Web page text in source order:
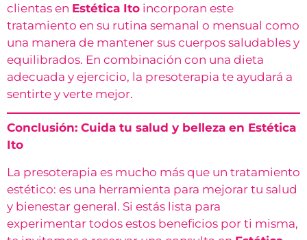
clientas en Estética Ito incorporan este
tratamiento en su rutina semanal o mensual como
una manera de mantener sus cuerpos saludables y
equilibrados. En combinación con una dieta
adecuada y ejercicio, la presoterapia te ayudará a
sentirte y verte mejor.
Conclusión: Cuida tu salud y belleza en Estética
Ito
La presoterapia es mucho más que un tratamiento
estético: es una herramienta para mejorar tu salud
y bienestar general. Si estás lista para
experimentar todos estos beneficios por ti misma,